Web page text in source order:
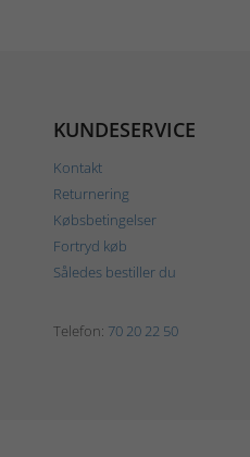
KUNDESERVICE
Kontakt
Returnering
Købsbetingelser
Fortryd køb
Således bestiller du
Telefon: 70 20 22 50